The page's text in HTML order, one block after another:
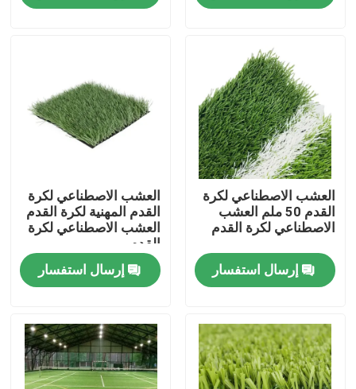
معلومات عنا
جولة في المعمل
مراقبة الجودة
اتصل بنا
أخبار
حالات
العشب الاصطناعي لكرة القدم
العشب الاصطناعي لكرة
القدم 50 ملم العشب
الاصطناعي لكرة القدم
إرسال استفسار
العشب الاصطناعي لكرة
القدم المهنية لكرة القدم
العشب الاصطناعي لكرة
القدم
إرسال استفسار